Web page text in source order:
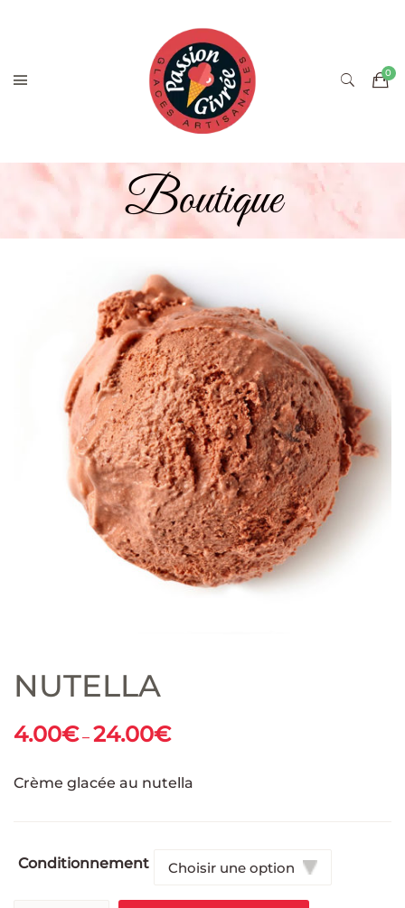
Boutique
NUTELLA
4.00€– 24.00€
Crème glacée au nutella
Conditionnement